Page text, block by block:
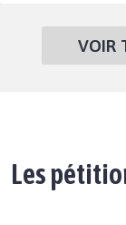
VOIR
Les